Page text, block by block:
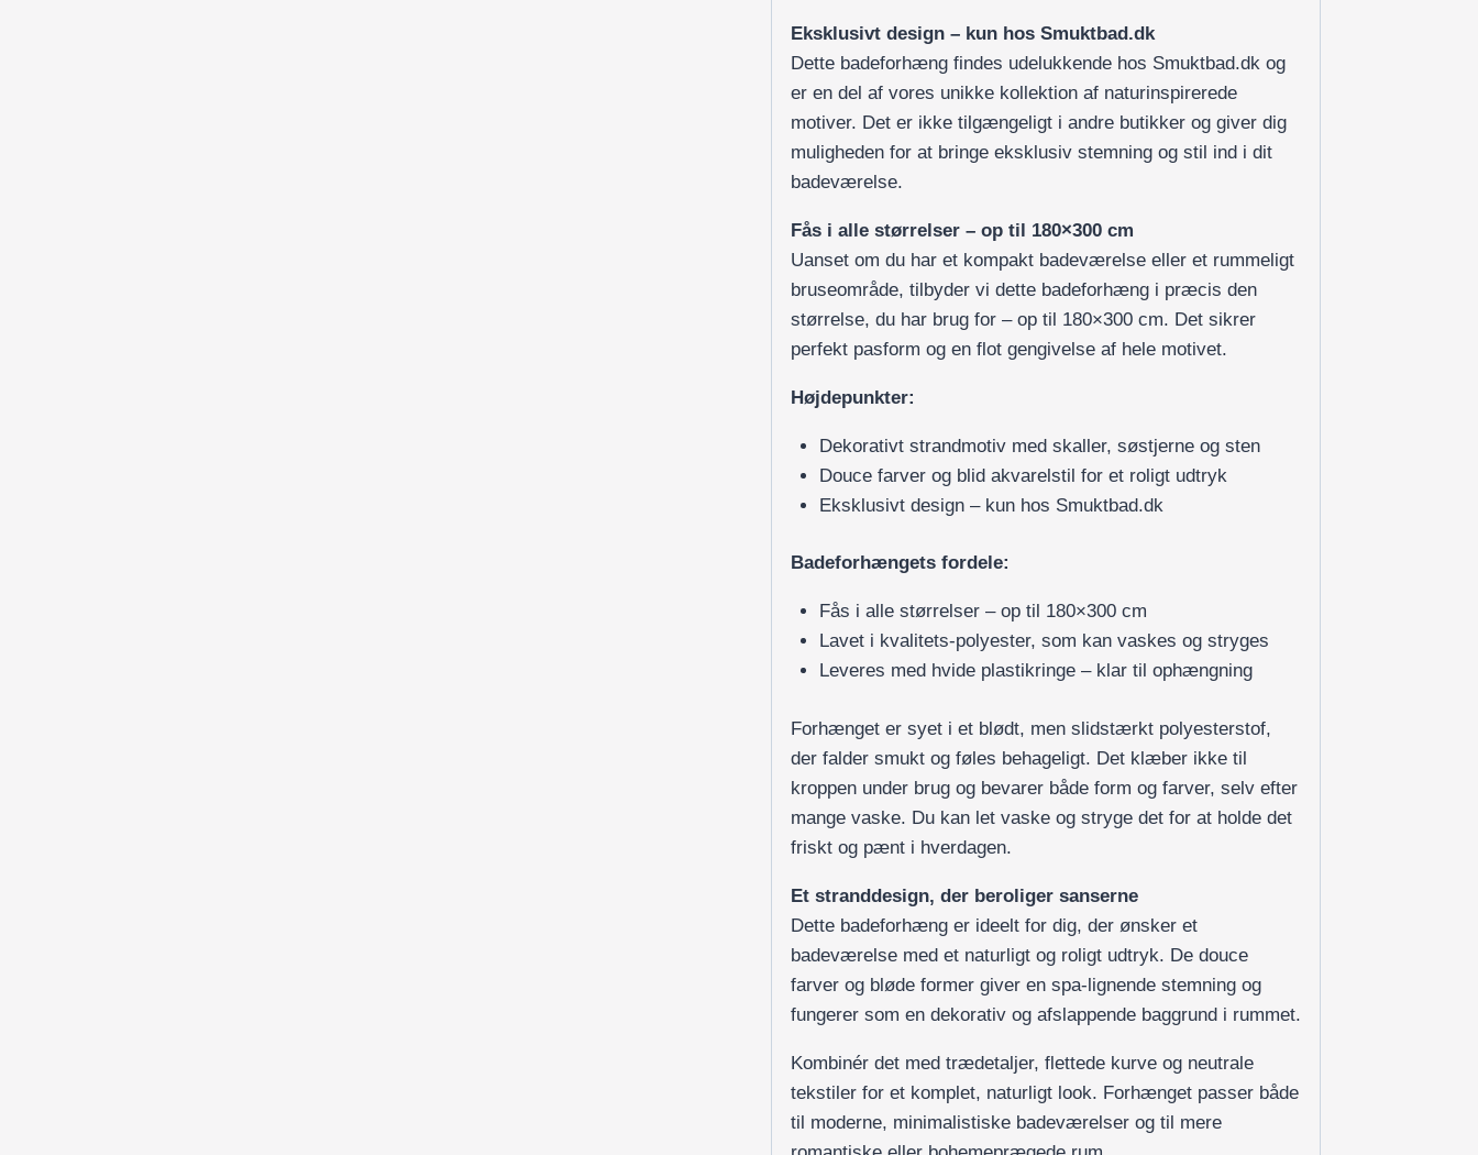
Eksklusivt design – kun hos Smuktbad.dk
Dette badeforhæng findes udelukkende hos Smuktbad.dk og
er en del af vores unikke kollektion af naturinspirerede
motiver. Det er ikke tilgængeligt i andre butikker og giver dig
muligheden for at bringe eksklusiv stemning og stil ind i dit
badeværelse.
Fås i alle størrelser – op til 180×300 cm
Uanset om du har et kompakt badeværelse eller et rummeligt
bruseområde, tilbyder vi dette badeforhæng i præcis den
størrelse, du har brug for – op til 180×300 cm. Det sikrer
perfekt pasform og en flot gengivelse af hele motivet.
Højdepunkter:
Dekorativt strandmotiv med skaller, søstjerne og sten
Douce farver og blid akvarelstil for et roligt udtryk
Eksklusivt design – kun hos Smuktbad.dk
Badeforhængets fordele:
Fås i alle størrelser – op til 180×300 cm
Lavet i kvalitets-polyester, som kan vaskes og stryges
Leveres med hvide plastikringe – klar til ophængning
Forhænget er syet i et blødt, men slidstærkt polyesterstof,
der falder smukt og føles behageligt. Det klæber ikke til
kroppen under brug og bevarer både form og farver, selv efter
mange vaske. Du kan let vaske og stryge det for at holde det
friskt og pænt i hverdagen.
Et stranddesign, der beroliger sanserne
Dette badeforhæng er ideelt for dig, der ønsker et
badeværelse med et naturligt og roligt udtryk. De douce
farver og bløde former giver en spa-lignende stemning og
fungerer som en dekorativ og afslappende baggrund i rummet.
Kombinér det med trædetaljer, flettede kurve og neutrale
tekstiler for et komplet, naturligt look. Forhænget passer både
til moderne, minimalistiske badeværelser og til mere